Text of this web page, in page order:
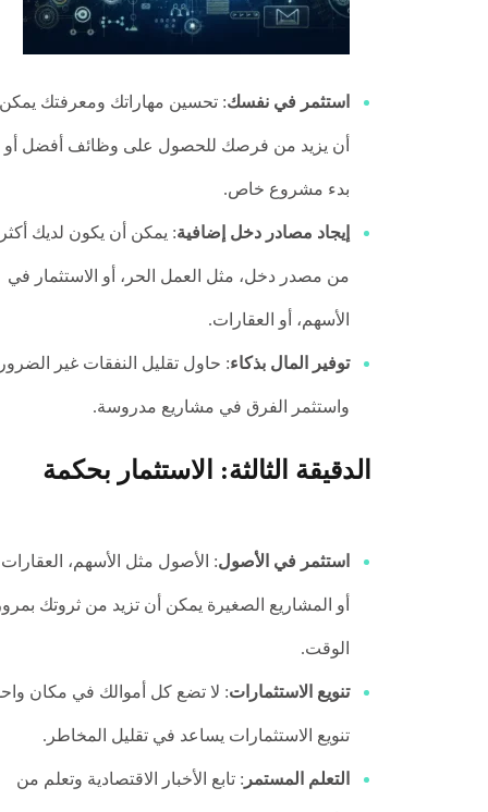
استثمر في نفسك: تحسين مهاراتك ومعرفتك يمكن
أن يزيد من فرصك للحصول على وظائف أفضل أو
بدء مشروع خاص.
إيجاد مصادر دخل إضافية: يمكن أن يكون لديك أكثر
من مصدر دخل، مثل العمل الحر، أو الاستثمار في
الأسهم، أو العقارات.
توفير المال بذكاء: حاول تقليل النفقات غير
واستثمر الفرق في مشاريع مدروسة.
الدقيقة الثالثة: الاستثمار بحكمة
استثمر في الأصول: الأصول مثل الأسهم،
أو المشاريع الصغيرة يمكن أن تزيد من ثروتك
الوقت.
تنويع الاستثمارات: لا تضع كل أموالك في مكان
تنويع الاستثمارات يساعد في تقليل المخاطر.
التعلم المستمر : تابع الأخبار الاقتصادية وتعلم من